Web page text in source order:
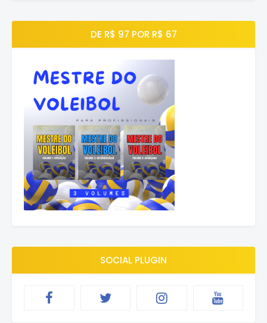
DE R$ 97 POR R$ 67
SOCIAL PLUGIN